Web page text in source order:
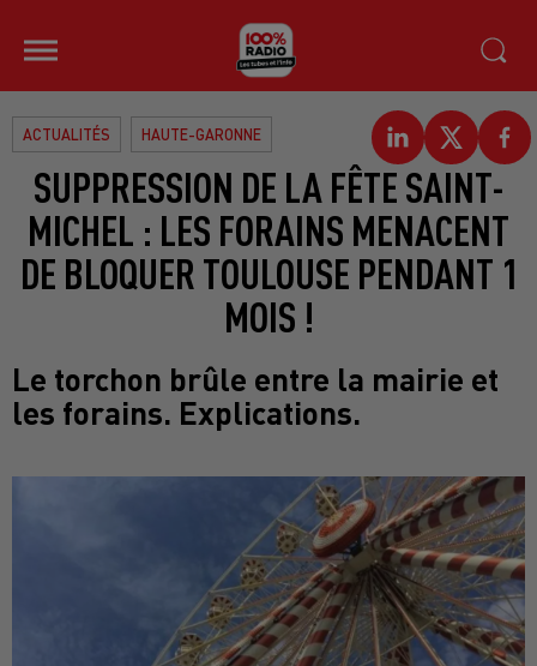
ACTUALITÉS HAUTE-GARONNE
SUPPRESSION DE LA FÊTE SAINT-
MICHEL : LES FORAINS MENACENT
DE BLOQUER TOULOUSE PENDANT 1
MOIS !
Le torchon brûle entre la mairie et
les forains. Explications.